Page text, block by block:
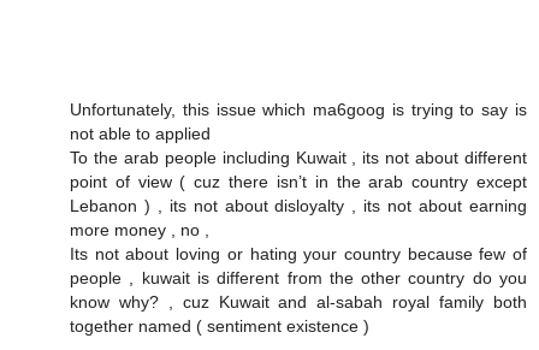
Unfortunately, this issue which ma6goog is trying to say is
not able to applied
To the arab people including Kuwait , its not about different
point of view ( cuz there isn’t in the arab country except
Lebanon ) , its not about disloyalty , its not about earning
more money , no ,
Its not about loving or hating your country because few of
people , kuwait is different from the other country do you
know why? , cuz Kuwait and al-sabah royal family both
together named ( sentiment existence )